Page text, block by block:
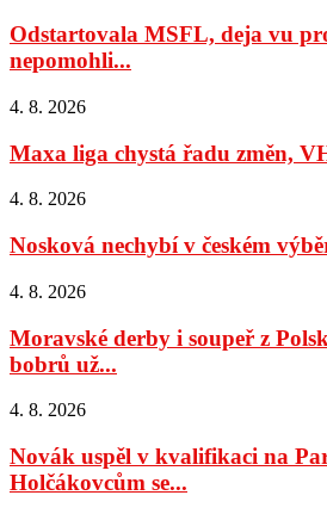
Odstartovala MSFL, deja vu
nepomohli...
4. 8. 2026
Maxa liga chystá řadu změn,
4. 8. 2026
Nosková nechybí v českém
4. 8. 2026
Moravské derby i soupeř z
bobrů už...
4. 8. 2026
Novák uspěl v kvalifikaci na
Holčákovcům se...